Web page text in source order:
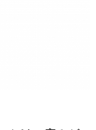
み早く治す